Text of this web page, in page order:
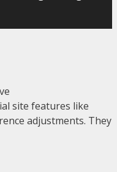
site features like
adjustments. They